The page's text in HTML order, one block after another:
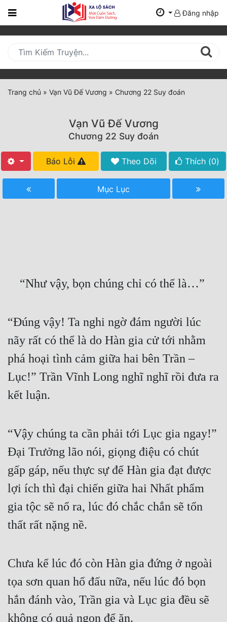
Trang
Mới
Cập
Nhật
(current)
Tất Cả
Truyện Convert
Truyện Nhập Môn
Truyện ngắn
Xa Lộ Dịch
Cung Đấu
Cổ Tiên Hiệp
Du Hí
Dã Sử
Dị Giới
Gia Đấu
Góc Nhìn Nam
Góc Nhìn Nữ
Đăng nhập
Trang chủ » Vạn Vũ Đế Vương » Chương 22 Suy đoán
Vạn Vũ Đế Vương
Chương 22 Suy đoán
Báo Lỗi Theo Dõi Thích (0)
Mục Lục
    “Như vậy, bọn chúng chỉ có thể là…”
“Đúng vậy! Ta nghi ngờ đám người lúc
nãy rất có thể là do Hàn gia cử tới nhằm
phá hoại tình cảm giữa hai bên Trần –
Lục!” Trần Vĩnh Long nghĩ nghĩ rồi đưa ra
kết luận.
“Vậy chúng ta cần phải tới Lục gia ngay!”
Đại Trưởng lão nói, giọng điệu có chút
gấp gáp, nếu thực sự để Hàn gia đạt được
lợi ích thì đại chiến giữa hai Nhất phẩm
gia tộc sẽ nổ ra, lúc đó chắc chắn sẽ tổn
thất rất nặng nề.
Chưa kể lúc đó còn Hàn gia đứng ở ngoài
tọa sơn quan hổ đấu nữa, nếu lúc đó bọn
hắn đánh vào, Trần gia và Lục gia đều sẽ
không có quả ngon để ăn.